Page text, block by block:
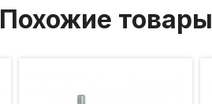
Похожие товары